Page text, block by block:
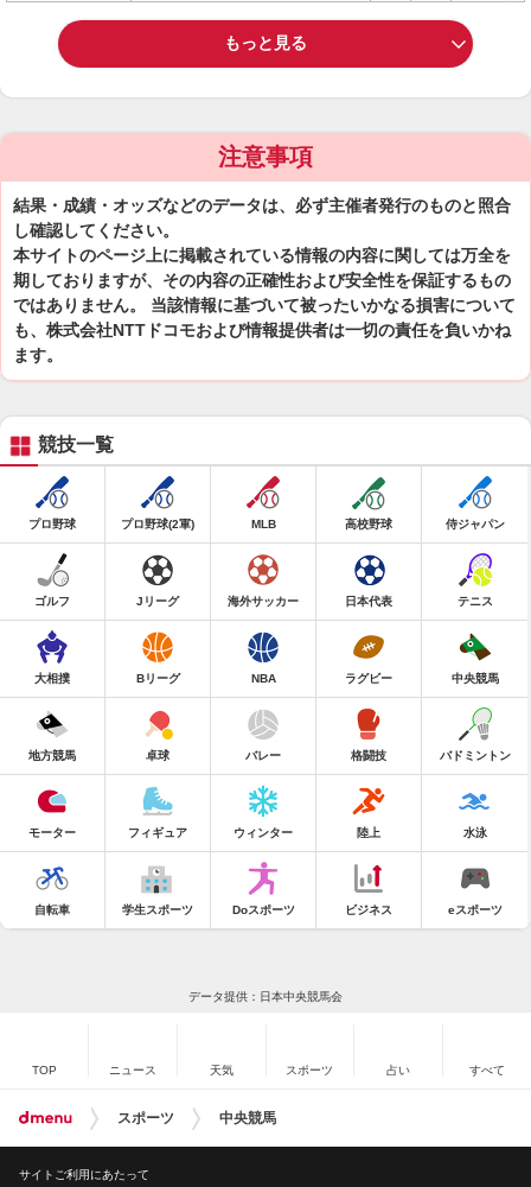
もっと見る
注意事項
結果・成績・オッズなどのデータは、必ず主催者発行のものと照合
し確認してください。
本サイトのページ上に掲載されている情報の内容に関しては万全を
期しておりますが、その内容の正確性および安全性を保証するもの
ではありません。 当該情報に基づいて被ったいかなる損害について
も、株式会社NTTドコモおよび情報提供者は一切の責任を負いかね
ます。
競技一覧
プロ野球 プロ野球(2軍) MLB 高校野球 侍ジャパン
ゴルフ Jリーグ 海外サッカー 日本代表 テニス
大相撲 Bリーグ NBA ラグビー 中央競馬
地方競馬 卓球 バレー 格闘技 バドミントン
モーター フィギュア ウィンター 陸上 水泳
自転車 学生スポーツ Doスポーツ ビジネス eスポーツ
データ提供：日本中央競馬会
TOP ニュース 天気 スポーツ 占い すべて
スポーツ 中央競馬
サイトご利用にあたって